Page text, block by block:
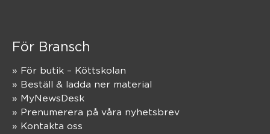
För Bransch
» För butik – Köttskolan
» Beställ & ladda ner material
» MyNewsDesk
» Prenumerera på våra nyhetsbrev
» Kontakta oss